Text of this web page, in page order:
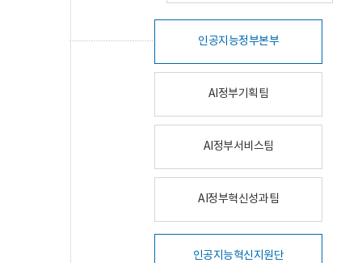
인공지능정부본부
AI정부기획팀
AI정부서비스팀
AI정부혁신성과팀
인공지능혁신지원단